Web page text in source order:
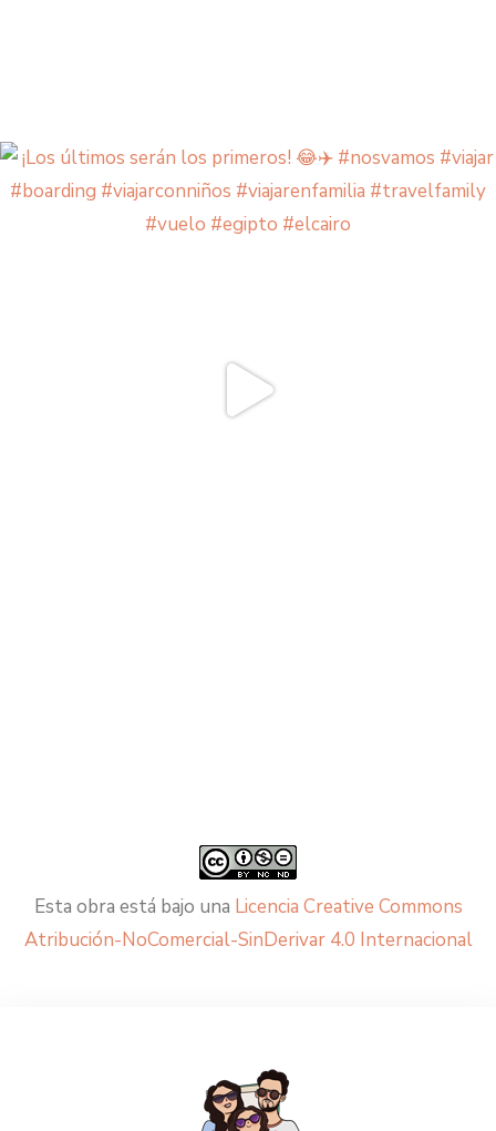
Esta obra está bajo una Licencia Creative Commons
Atribución-NoComercial-SinDerivar 4.0 Internacional